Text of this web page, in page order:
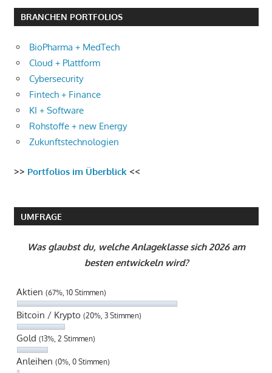
BRANCHEN PORTFOLIOS
BioPharma + MedTech
Cloud + Plattform
Cybersecurity
Fintech + Finance
KI + Software
Rohstoffe + new Energy
Zukunftstechnologien
>> Portfolios im Überblick<<
UMFRAGE
Was glaubst du, welche Anlageklasse sich 2026 am
besten entwickeln wird?
Aktien (67%, 10 Stimmen)
Bitcoin / Krypto (20%, 3 Stimmen)
Gold (13%, 2 Stimmen)
Anleihen (0%, 0 Stimmen)